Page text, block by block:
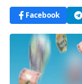
Facebook